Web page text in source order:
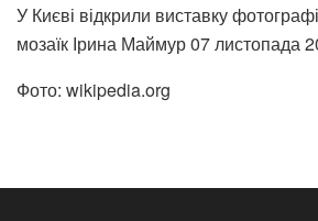
У Києві відкрили виставку
мозаїк Ірина Маймур07 листопада
Фото: wikipedia.org